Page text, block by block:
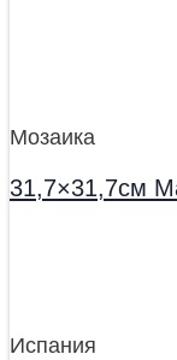
Мозаика
31,7×31,7см
Испания